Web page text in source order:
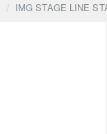
IMG STAGE LINE